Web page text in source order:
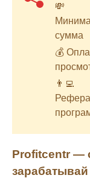
💸
сумма
💰
👨‍💻
Profitcentr —
зарабатывай